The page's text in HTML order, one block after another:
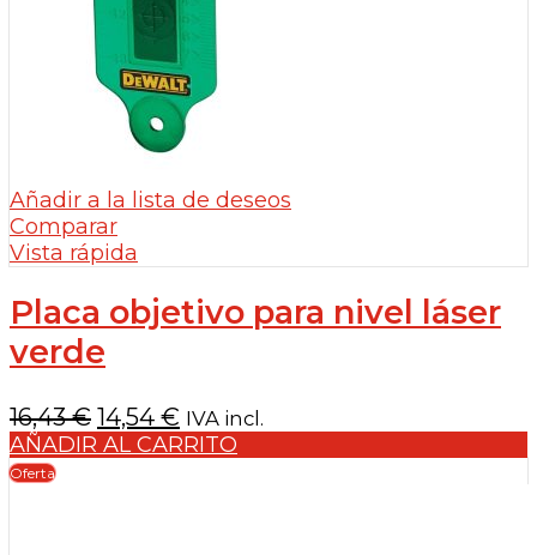
Añadir a la lista de deseos
Comparar
Vista rápida
Placa objetivo para nivel láser
verde
16,43€ El
precio
14,54 € El
precio
IVA incl.
AÑADIR AL CARRITO
Oferta